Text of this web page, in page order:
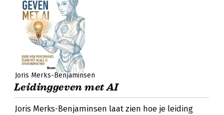
Joris Merks-Benjaminsen
Leidinggeven met AI
Joris Merks-Benjaminsen laat zien hoe je leiding